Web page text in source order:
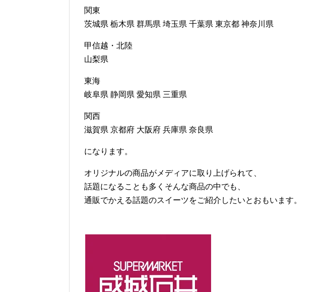
関東
茨城県 栃木県 群馬県 埼玉県 千葉県 東京都 神奈川県
甲信越・北陸
山梨県
東海
岐阜県 静岡県 愛知県 三重県
関西
滋賀県 京都府 大阪府 兵庫県 奈良県
になります。
オリジナルの商品がメディアに取り上げられて、
話題になることも多くそんな商品の中でも、
通販でかえる話題のスイーツをご紹介したいとおもいます。